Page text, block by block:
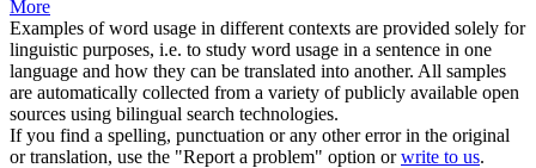
More
Examples of word usage in different contexts are provided solely for
linguistic purposes, i.e. to study word usage in a sentence in one
language and how they can be translated into another. All samples
are automatically collected from a variety of publicly available open
sources using bilingual search technologies.
If you find a spelling, punctuation or any other error in the original
or translation, use the "Report a problem" option orwrite to us.